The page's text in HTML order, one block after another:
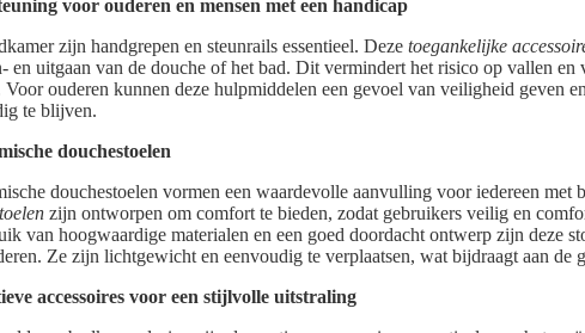
voor ouderen en mensen met een handicap
zijn handgrepen en steunrails essentieel. Deze toegankelijke
en uitgaan van de douche of het bad. Dit vermindert het risico op vallen en
Voor ouderen kunnen deze hulpmiddelen een gevoel van veiligheid geven
te blijven.
douchestoelen
douchestoelen vormen een waardevolle aanvulling voor iedereen met
zijn ontworpen om comfort te bieden, zodat gebruikers veilig en
van hoogwaardige materialen en een goed doordacht ontwerp zijn deze
Ze zijn lichtgewicht en eenvoudig te verplaatsen, wat bijdraagt aan de
accessoires voor een stijlvolle uitstraling